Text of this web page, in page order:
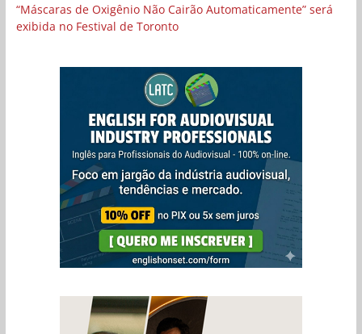
“Máscaras de Oxigênio Não Cairão Automaticamente” será
exibida no Festival de Toronto